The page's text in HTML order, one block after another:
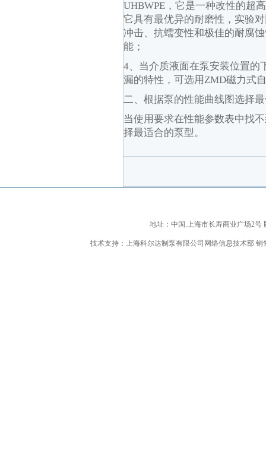
UHBWPE ，它是一种改性的超
它具有最优异的耐磨性，实验
冲击、抗蠕变性和极佳的耐腐
能；
4、当介质液面在泵安装位置的
漏的特性，可选用ZMD磁力式
二、根据泵的性能曲线图选择
当使用要求在性能参数表中找
择最适合的泵型。
地址：中国.上海市长寿商业广场2号
技术支持：上海科尔达制泵有限公司网络信息技术部 销